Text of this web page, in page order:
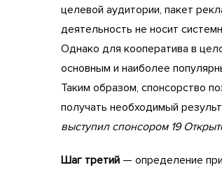
целевой аудитории, пакет
деятельность не носит
Однако для кооператива в
основным и наиболее
Таким образом, спонсорство
получать необходимый
выступил спонсором 19
Шаг третий — определение